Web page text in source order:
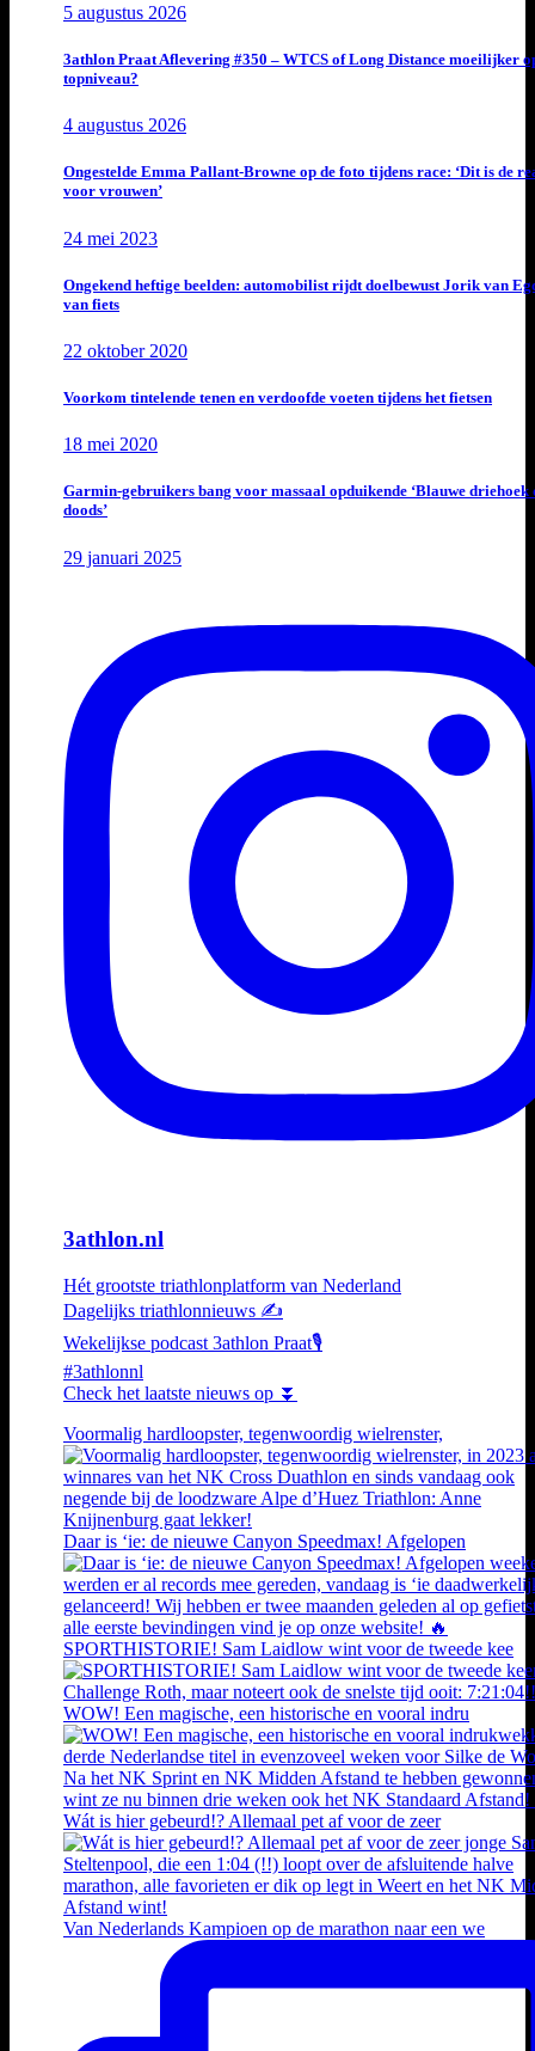
5 augustus 2026
3athlon Praat Aflevering #350 – WTCS of Long Distance moeilijker
topniveau?
4 augustus 2026
Ongestelde Emma Pallant-Browne op de foto tijdens race: ‘Dit is de
voor vrouwen’
24 mei 2023
Ongekend heftige beelden: automobilist rijdt doelbewust Jorik van
van fiets
22 oktober 2020
Voorkom tintelende tenen en verdoofde voeten tijdens het fietsen
18 mei 2020
Garmin-gebruikers bang voor massaal opduikende ‘Blauwe driehoek
doods’
29 januari 2025
3athlon.nl
Hét grootste triathlonplatform van Nederland
Dagelijks triathlonnieuws ✍️
Wekelijkse podcast 3athlon Praat🎙️
#3athlonnl
Check het laatste nieuws op ⏬
Voormalig hardloopster, tegenwoordig wielrenster,
Daar is ‘ie: de nieuwe Canyon Speedmax! Afgelopen
SPORTHISTORIE! Sam Laidlow wint voor de tweede kee
WOW! Een magische, een historische en vooral indru
Wát is hier gebeurd!? Allemaal pet af voor de zeer
Van Nederlands Kampioen op de marathon naar een we